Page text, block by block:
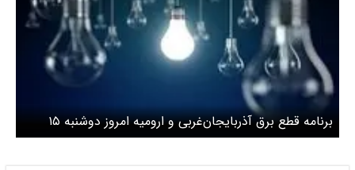
برنامه قطع برق آذربایجان‌غربی و ارومیه امروز دوشنبه ۱۵
اردیبهشت